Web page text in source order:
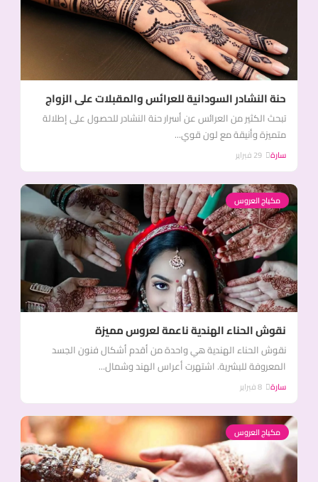
حنة النشادر السودانية للعرائس والمقبلات على الزواج
تبحث الكثير من العرائس عن أسرار حنة النشادر للحصول على إطلالة
متميزة وأنيقة مع لون قوي...
سارة
مكياج العروس
نقوش الحناء الهندية ناعمة لعروس مميزة
نقوش الحناء الهندية هي واحدة من أقدم أشكال فنون الجسد
المعروفة للبشرية. اشتهرت أعراس الهند وشمال...
سارة
مكياج العروس